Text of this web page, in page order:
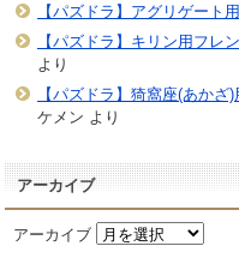
【パズドラ】アグリゲート
【パズドラ】キリン用フレ
より
【パズドラ】猗窩座(あか
ケメン より
アーカイブ
アーカイブ